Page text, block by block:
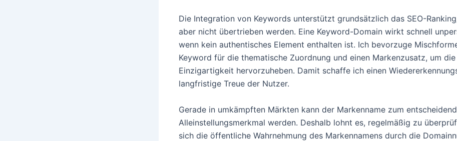
Die Integration von Keywords unterstützt grundsätzlich das SEO-
aber nicht übertrieben werden. Eine Keyword-Domain wirkt schnell
wenn kein authentisches Element enthalten ist. Ich bevorzuge
Keyword für die thematische Zuordnung und einen Markenzusatz, um die
Einzigartigkeit hervorzuheben. Damit schaffe ich einen
langfristige Treue der Nutzer.
Gerade in umkämpften Märkten kann der Markenname zum
Alleinstellungsmerkmal werden. Deshalb lohnt es, regelmäßig zu
sich die öffentliche Wahrnehmung des Markennamens durch die